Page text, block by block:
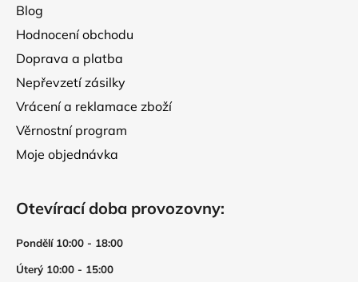
Blog
Hodnocení obchodu
Doprava a platba
Nepřevzetí zásilky
Vrácení a reklamace zboží
Věrnostní program
Moje objednávka
Otevírací doba provozovny:
Pondělí 10:00 - 18:00
Úterý 10:00 - 15:00